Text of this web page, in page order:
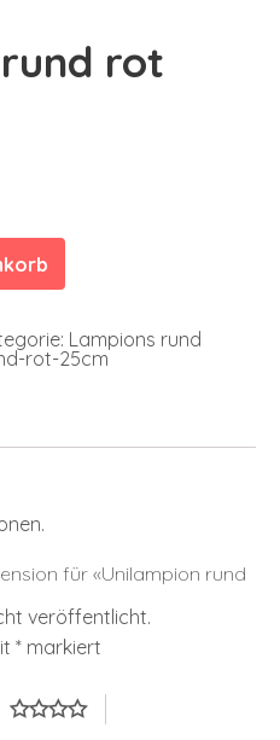
rot
Lampions rund
rot-25cm
für «Unilampion rund
veröffentlicht.
* markiert